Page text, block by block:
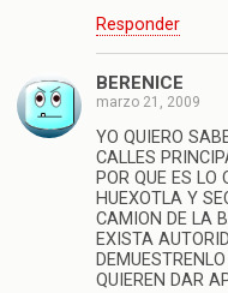
Responder
BERENICE
marzo 21, 2009
YO QUIERO
CALLES
POR QUE ES LO
HUEXOTLA Y
CAMION DE LA
EXISTA
QUIEREN DAR